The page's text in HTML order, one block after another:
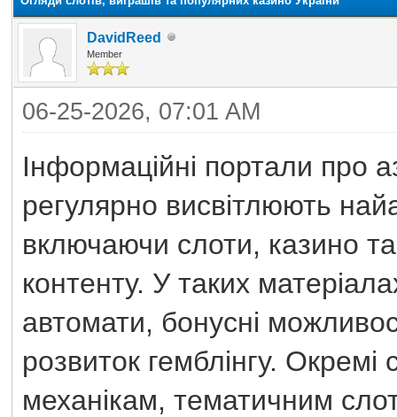
DavidReed
Member
06-25-2026, 07:01 AM
Інформаційні портали про
регулярно висвітлюють
включаючи слоти, казино та
контенту. У таких
автомати, бонусні
розвиток гемблінгу. Окремі
механікам, тематичним